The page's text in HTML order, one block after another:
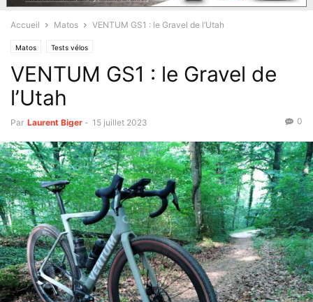
Accueil Matos VENTUM GS1 : le Gravel de l’Utah
Matos Tests vélos
VENTUM GS1 : le Gravel de
l’Utah
Par Laurent Biger - 15 juillet 2023 0